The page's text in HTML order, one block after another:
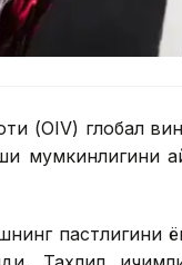
(OIV) глобал
мумкинлигини
пастлигини